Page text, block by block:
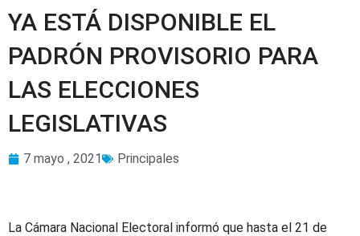
YA ESTÁ DISPONIBLE EL
PADRÓN PROVISORIO PARA
LAS ELECCIONES
LEGISLATIVAS
7 mayo , 2021 Principales
La Cámara Nacional Electoral informó que hasta el 21 de